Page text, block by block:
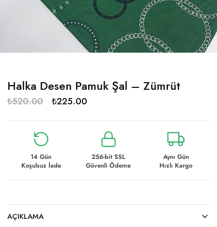
Halka Desen Pamuk Şal – Zümrüt
₺520.00 ₺225.00
14 Gün
Koşulsuz İade
256-bit SSL
Güvenli Ödeme
Aynı Gün
Hızlı Kargo
AÇIKLAMA